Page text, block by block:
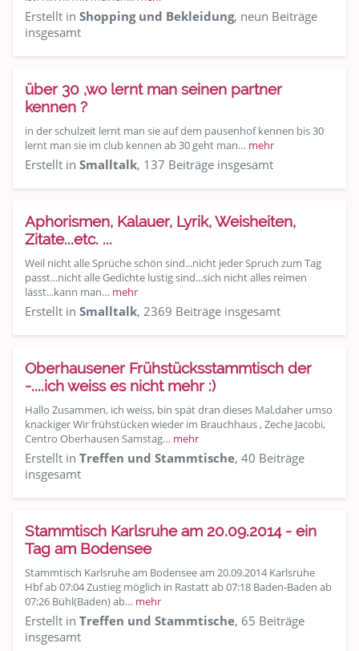
Erstellt in Shopping und Bekleidung, neun Beiträge
insgesamt
über 30 ,wo lernt man seinen partner
kennen ?
in der schulzeit lernt man sie auf dem pausenhof kennen bis 30
lernt man sie im club kennen ab 30 geht man… mehr
Erstellt in Smalltalk, 137 Beiträge insgesamt
Aphorismen, Kalauer, Lyrik, Weisheiten,
Zitate...etc. ...
Weil nicht alle Sprüche schön sind...nicht jeder Spruch zum Tag
passt...nicht alle Gedichte lustig sind...sich nicht alles reimen
lässt...kann man… mehr
Erstellt in Smalltalk, 2369 Beiträge insgesamt
Oberhausener Frühstücksstammtisch der
-....ich weiss es nicht mehr :)
Hallo Zusammen, ich weiss, bin spät dran dieses Mal,daher umso
knackiger Wir frühstücken wieder im Brauchhaus , Zeche Jacobi,
Centro Oberhausen Samstag… mehr
Erstellt in Treffen und Stammtische, 40 Beiträge
insgesamt
Stammtisch Karlsruhe am 20.09.2014 - ein
Tag am Bodensee
Stammtisch Karlsruhe am Bodensee am 20.09.2014 Karlsruhe
Hbf ab 07:04 Zustieg möglich in Rastatt ab 07:18 Baden-Baden ab
07:26 Bühl(Baden) ab… mehr
Erstellt in Treffen und Stammtische, 65 Beiträge
insgesamt